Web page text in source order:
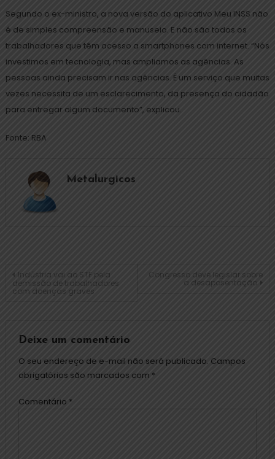
Segundo o ex-ministro, a nova versão do aplicativo Meu INSS não
é de simples compreensão e manuseio. E não são todos os
trabalhadores que têm acesso a smartphones com internet. “Nós
investimos em tecnologia, mas ampliamos as agências. As
pessoas ainda precisam ir nas agências. É um serviço que muitas
vezes necessita de um esclarecimento, da presença do cidadão
para entregar algum documento”, explicou.
Fonte: RBA
Metalurgicos
Indústria vai ao STF pela
demissão de trabalhadores
com doenças graves
Congresso deve legislar sobre
a desaposentação
Deixe um comentário
O seu endereço de e-mail não será publicado. Campos
obrigatórios são marcados com *
Comentário *